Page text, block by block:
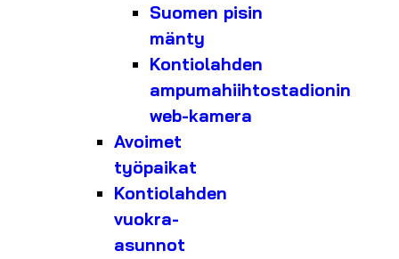
Suomen pisin
mänty
Kontiolahden
ampumahiihtostadionin
web-kamera
Avoimet
työpaikat
Kontiolahden
vuokra-
asunnot